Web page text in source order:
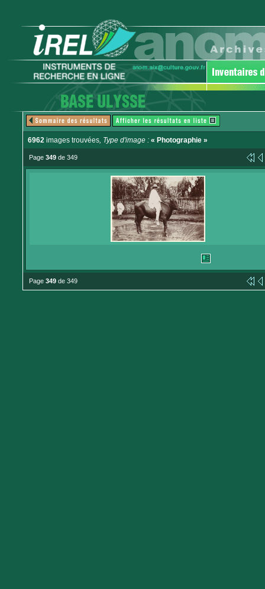
6962 images trouvées, Type d'image : « Photographie »
Page 349 de 349
Page 349 de 349